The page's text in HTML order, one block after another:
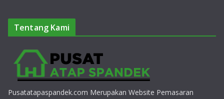
Tentang Kami
Pusatatapaspandek.com Merupakan Website Pemasaran